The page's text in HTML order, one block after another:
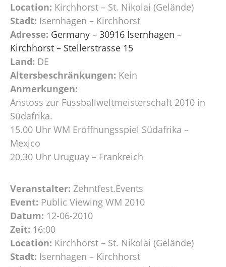
Location: Kirchhorst – St. Nikolai (Gelände)
Stadt: Isernhagen – Kirchhorst
Adresse: Germany – 30916 Isernhagen –
Kirchhorst – Stellerstrasse 15
Land: DE
Altersbeschränkungen: Kein
Anmerkungen:
Anstoss zur Fussballweltmeisterschaft 2010 in
Südafrika.
15.00 Uhr WM Eröffnungsspiel Südafrika –
Mexico
20.30 Uhr Uruguay – Frankreich
Veranstalter: Zehntfest.Events
Event: Public Viewing WM 2010
Datum: 12-06-2010
Zeit: 16:00
Location: Kirchhorst – St. Nikolai (Gelände)
Stadt: Isernhagen – Kirchhorst